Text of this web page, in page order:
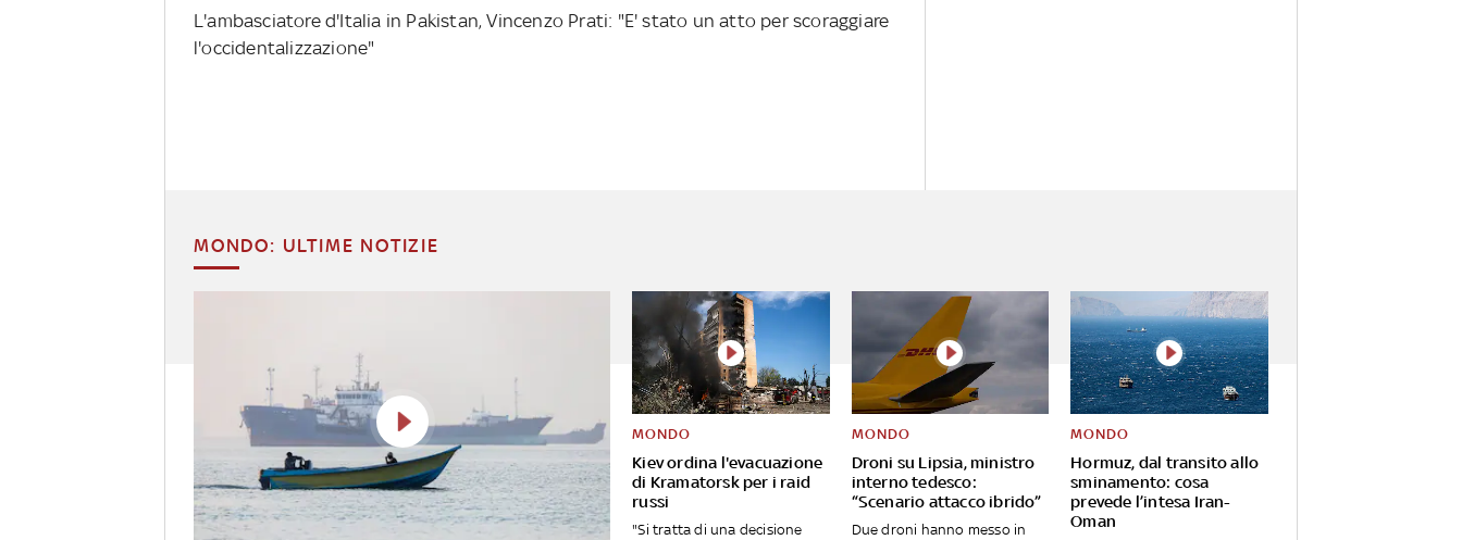
L'ambasciatore d'Italia in Pakistan, Vincenzo Prati: "E' stato un atto per scoraggiare
l'occidentalizzazione"
MONDO: ULTIME NOTIZIE
Kiev ordina l'evacuazione
di Kramatorsk per i raid
russi
MONDO
"Si tratta di una decisione
Droni su Lipsia, ministro
interno tedesco:
“Scenario attacco ibrido”
MONDO
Due droni hanno messo in
Hormuz, dal transito allo
sminamento: cosa
prevede l’intesa Iran-
Oman
MONDO